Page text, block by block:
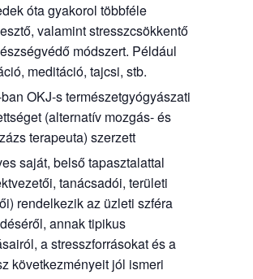
óta gyakorol többféle
valamint stresszcsökkentő
módszert. Például
meditáció, tajcsi, stb.
OKJ-s természetgyógyászati
(alternatív mozgás- és
terapeuta) szerzett
saját, belső tapasztalattal
tanácsadói, területi
rendelkezik az üzleti szféra
annak tipikus
a stresszforrásokat és a
következményeit jól ismeri